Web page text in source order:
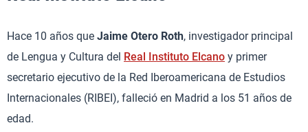
Hace 10 años que Jaime Otero Roth, investigador principal
de Lengua y Cultura del Real Instituto Elcano y primer
secretario ejecutivo de la Red Iberoamericana de Estudios
Internacionales (RIBEI), falleció en Madrid a los 51 años de
edad.